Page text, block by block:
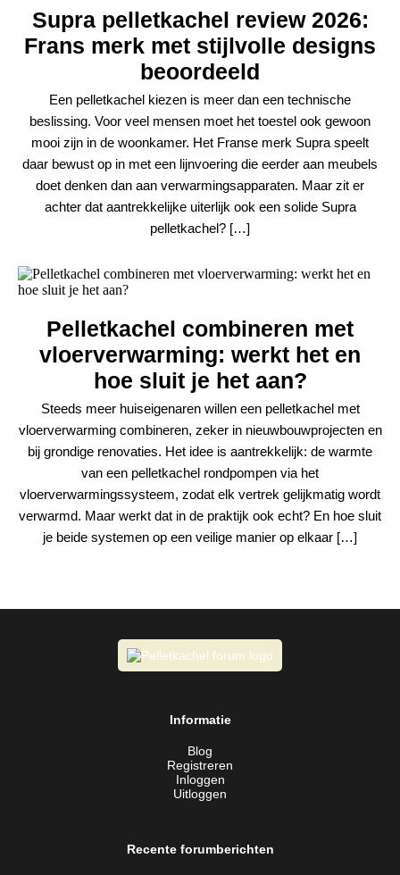
Supra pelletkachel review 2026:
Frans merk met stijlvolle designs
beoordeeld
Een pelletkachel kiezen is meer dan een technische
beslissing. Voor veel mensen moet het toestel ook gewoon
mooi zijn in de woonkamer. Het Franse merk Supra speelt
daar bewust op in met een lijnvoering die eerder aan meubels
doet denken dan aan verwarmingsapparaten. Maar zit er
achter dat aantrekkelijke uiterlijk ook een solide Supra
pelletkachel? […]
Pelletkachel combineren met
vloerverwarming: werkt het en
hoe sluit je het aan?
Steeds meer huiseigenaren willen een pelletkachel met
vloerverwarming combineren, zeker in nieuwbouwprojecten en
bij grondige renovaties. Het idee is aantrekkelijk: de warmte
van een pelletkachel rondpompen via het
vloerverwarmingssysteem, zodat elk vertrek gelijkmatig wordt
verwarmd. Maar werkt dat in de praktijk ook echt? En hoe sluit
je beide systemen op een veilige manier op elkaar […]
Informatie
Blog
Registreren
Inloggen
Uitloggen
Recente forumberichten